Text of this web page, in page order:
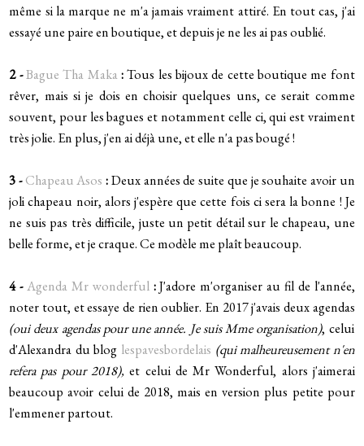
même si la marque ne m'a jamais vraiment attiré. En tout cas, j'ai
essayé une paire en boutique, et depuis je ne les ai pas oublié.
2 -Bague Tha Maka:Tous les bijoux de cette boutique me font
rêver, mais si je dois en choisir quelques uns, ce serait comme
souvent, pour les bagues et notamment celle ci, qui est vraiment
très jolie. En plus, j'en ai déjà une, et elle n'a pas bougé !
3 -Chapeau Asos :Deux années de suite que je souhaite avoir un
joli chapeau noir, alors j'espère que cette fois ci sera la bonne ! Je
ne suis pas très difficile, juste un petit détail sur le chapeau, une
belle forme, et je craque. Ce modèle me plaît beaucoup.
4 -Agenda Mr wonderful:J'adore m'organiser au fil de l'année,
noter tout, et essaye de rien oublier. En 2017 j'avais deux agendas
(oui deux agendas pour une année. Je suis Mme organisation), celui
d'Alexandra du blog lespavesbordelais (qui malheureusement n'en
refera pas pour 2018),et celui de Mr Wonderful, alors j'aimerai
beaucoup avoir celui de 2018, mais en version plus petite pour
l'emmener partout.